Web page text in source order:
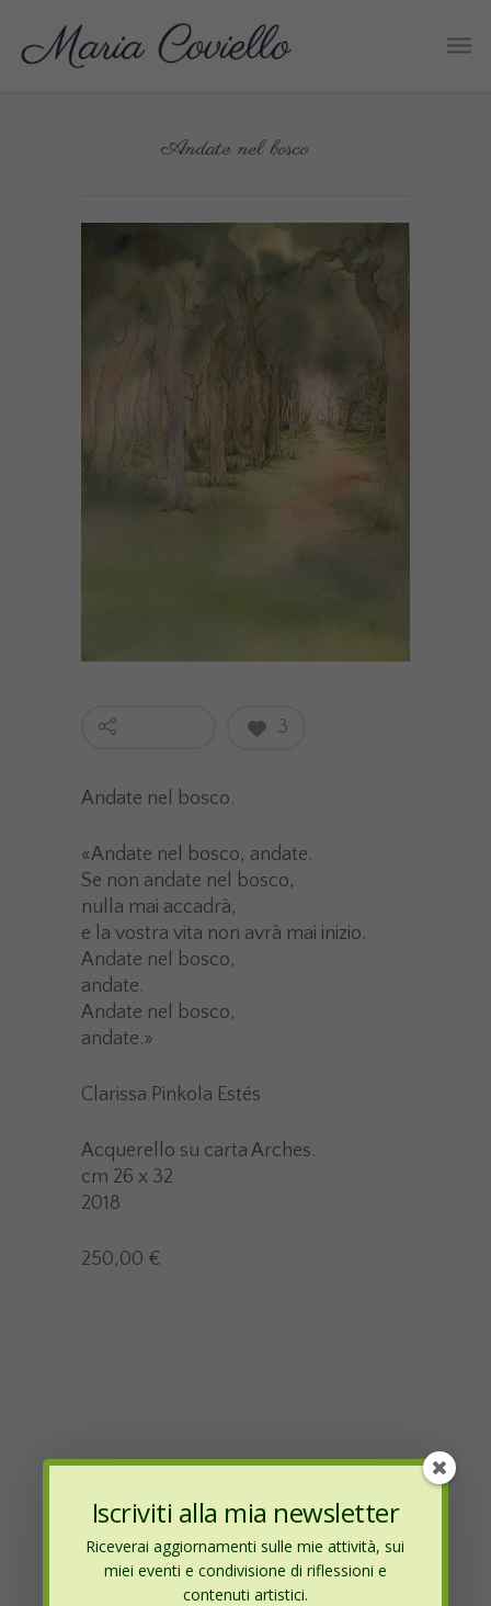
Andate nel bosco
3
Andate nel bosco.
«Andate nel bosco, andate.
Se non andate nel bosco,
nulla mai accadrà,
e la vostra vita non avrà mai inizio.
Andate nel bosco,
andate.
Andate nel bosco,
andate.»
Clarissa Pinkola Estés
Acquerello su carta Arches.
cm 26 x 32
2018
250,00 €
Lascia un commento
Iscriviti alla mia newsletter
Riceverai aggiornamenti sulle mie attività, sui
miei eventi e condivisione di riflessioni e
contenuti artistici.